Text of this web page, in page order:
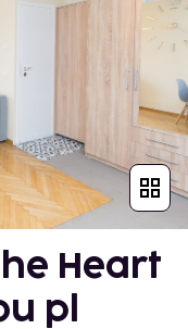
Heart
pl